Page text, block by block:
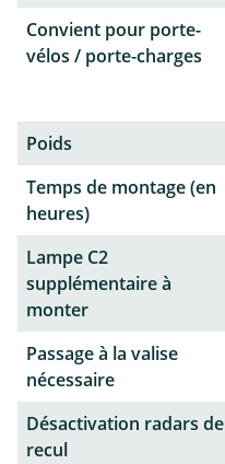
Convient pour porte-
vélos / porte-charges
Poids
Temps de montage (en
heures)
Lampe C2
supplémentaire à
monter
Passage à la valise
nécessaire
Désactivation radars de
recul